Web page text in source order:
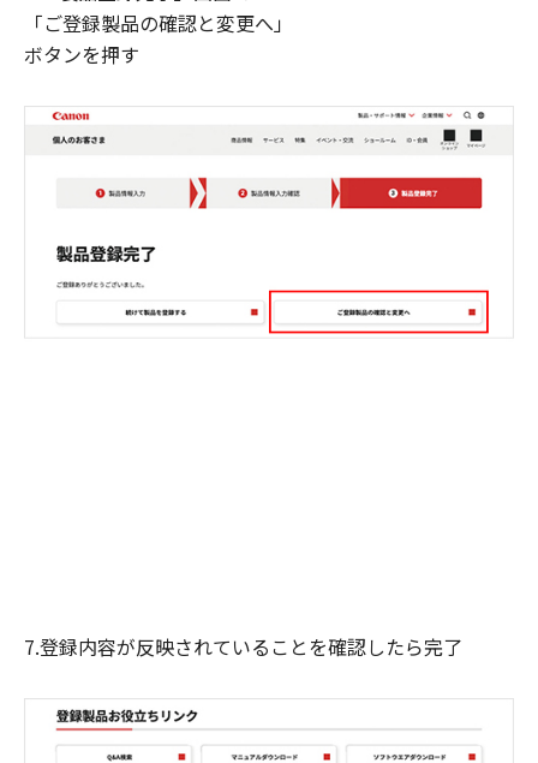
「ご登録製品の確認と変更へ」
ボタンを押す
7.登録内容が反映されていることを確認したら完了